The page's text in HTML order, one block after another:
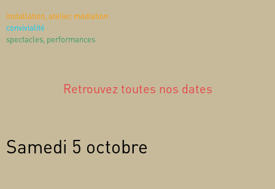
installation, atelier, médiation
convivialité
spectacles, performances
Retrouvez toutes nos dates
Samedi 5 octobre